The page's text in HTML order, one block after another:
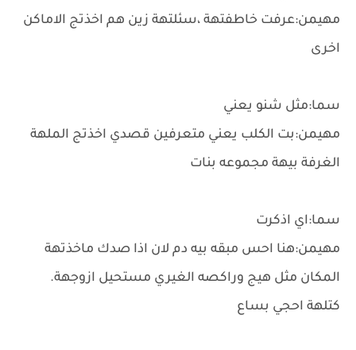
مهيمن:عرفت خاطفتهة ،سئلتهة زين هم اخذتج الاماكن
اخرى
سما:مثل شنو يعني
مهيمن:بت الكلب يعني متعرفين قصدي اخذتج الملهة
الغرفة بيهة مجموعه بنات
سما:اي اذكرت
مهيمن:هنا احس مبقه بيه دم لان اذا صدك ماخذتهة
المكان مثل هيج وراكصه الغيري مستحيل ازوجهة.
كتلهة احجي بساع